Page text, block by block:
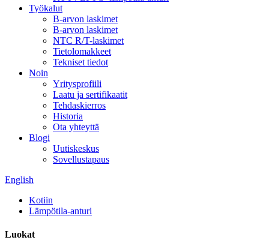
Työkalut
B-arvon laskimet
B-arvon laskimet
NTC R/T-laskimet
Tietolomakkeet
Tekniset tiedot
Noin
Yritysprofiili
Laatu ja sertifikaatit
Tehdaskierros
Historia
Ota yhteyttä
Blogi
Uutiskeskus
Sovellustapaus
English
Kotiin
Lämpötila-anturi
Luokat